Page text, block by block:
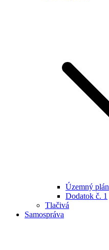
Územný plán
Dodatok č. 1
Tlačivá
Samospráva